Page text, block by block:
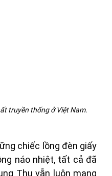
truyền thống ở Việt Nam.
chiếc lồng đèn giấy
náo nhiệt, tất cả đã
Thu vẫn luôn mang